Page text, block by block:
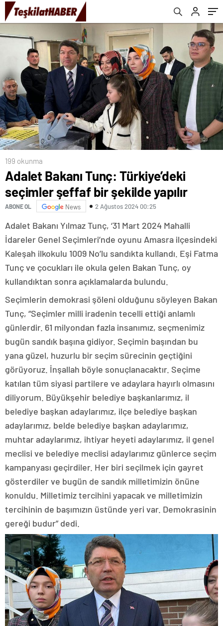
199 okunma
Adalet Bakanı Tunç: Türkiye’deki
seçimler şeffaf bir şekilde yapılır
ABONE OL News 2 Ağustos 2024 00:25
Adalet Bakanı Yılmaz Tunç, ‘31 Mart 2024 Mahalli
İdareler Genel Seçimleri’nde oyunu Amasra ilçesindeki
Kaleşah ilkokulu 1009 No’lu sandıkta kullandı. Eşi Fatma
Tunç ve çocukları ile okula gelen Bakan Tunç, oy
kullandıktan sonra açıklamalarda bulundu.
Seçimlerin demokrasi şöleni olduğunu söyleyen Bakan
Tunç, “Seçimler milli iradenin tecelli ettiği anlamlı
günlerdir. 61 milyondan fazla insanımız, seçmenimiz
bugün sandık başına gidiyor. Seçimin başından bu
yana güzel, huzurlu bir seçim sürecinin geçtiğini
görüyoruz. İnşallah böyle sonuçlanacaktır. Seçime
katılan tüm siyasi partilere ve adaylara hayırlı olmasını
diliyorum. Büyükşehir belediye başkanlarımız, il
belediye başkan adaylarımız, ilçe belediye başkan
adaylarımız, belde belediye başkan adaylarımız,
muhtar adaylarımız, ihtiyar heyeti adaylarımız, il genel
meclisi ve belediye meclisi adaylarımız günlerce seçim
kampanyası geçirdiler. Her biri seçilmek için gayret
gösterdiler ve bugün de sandık milletimizin önüne
konuldu. Milletimiz tercihini yapacak ve milletimizin
tercihinin de başımızın üstünde yeri var. Demokrasinin
gereği budur” dedi.